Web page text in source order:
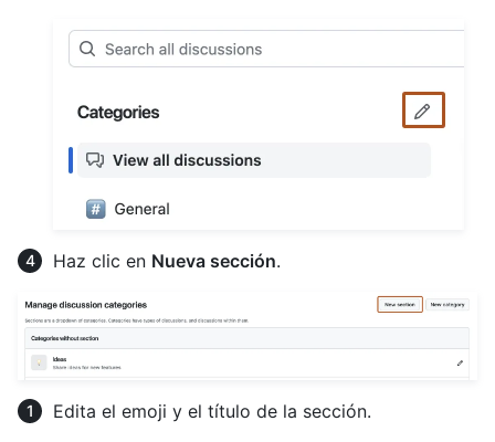
Haz clic en Nueva sección.
Edita el emoji y el título de la sección.